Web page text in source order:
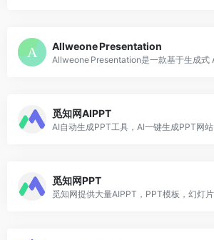
Allweone Presentation
觅知网AIPPT
AI自动生成PPT工具，AI一键生成PPT网站
觅知网PPT